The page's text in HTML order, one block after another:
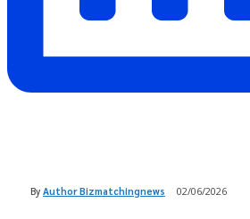
By Author Bizmatchingnews 02/06/2026